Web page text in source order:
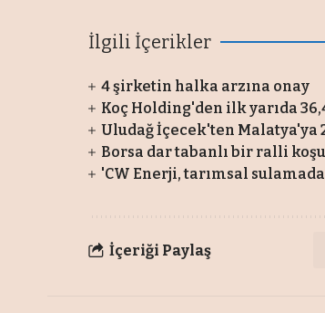
İlgili İçerikler
4 şirketin halka arzına onay
Koç Holding'den ilk yarıda
Uludağ İçecek'ten Malatya'ya
Borsa dar tabanlı bir ralli
'CW Enerji, tarımsal
İçeriği Paylaş